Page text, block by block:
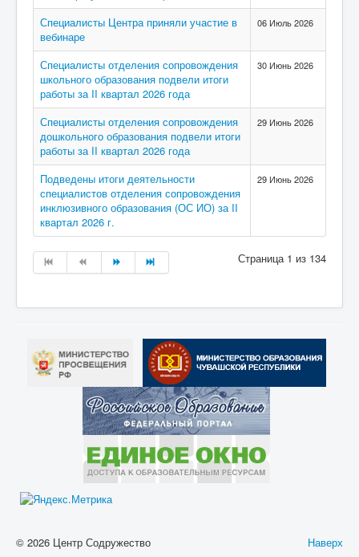
Специалисты Центра приняли участие в
вебинаре
06 Июль 2026
Специалисты отделения сопровождения
школьного образования подвели итоги
работы за II квартал 2026 года
30 Июнь 2026
Специалисты отделения сопровождения
дошкольного образования подвели итоги
работы за II квартал 2026 года
29 Июнь 2026
Подведены итоги деятельности
специалистов отделения сопровождения
инклюзивного образования (ОС ИО) за II
квартал 2026 г.
29 Июнь 2026
Страница 1 из 134
Наверх
© 2026 Центр Содружество